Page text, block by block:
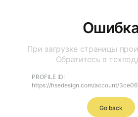
При загрузке страницы
Обратитесь в
PROFILE ID:
https://hsedesign.com/account/
Go back